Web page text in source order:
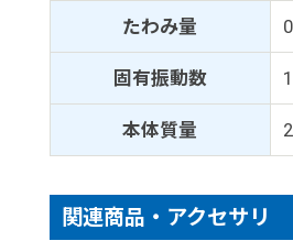
たわみ量
固有振動数
本体質量
関連商品・アクセサリ